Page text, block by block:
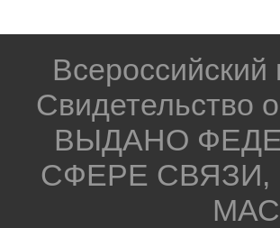
Свидетельство
ВЫДАНО
СФЕРЕ